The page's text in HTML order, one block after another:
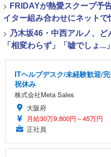
> FRIDAYが熱愛スクープ予
イター組み合わせにネットで
> 乃木坂46・中西アルノ、ど
「相変わらず」「嘘でしょ...」
ITヘルプデスク/未経験歓迎/
祝休み
株式会社Meta Sales
大阪府
月給30万9,800円～45万円
正社員